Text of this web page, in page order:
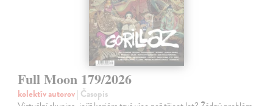
Full Moon 179/2026
kolektív autorov| Časopis